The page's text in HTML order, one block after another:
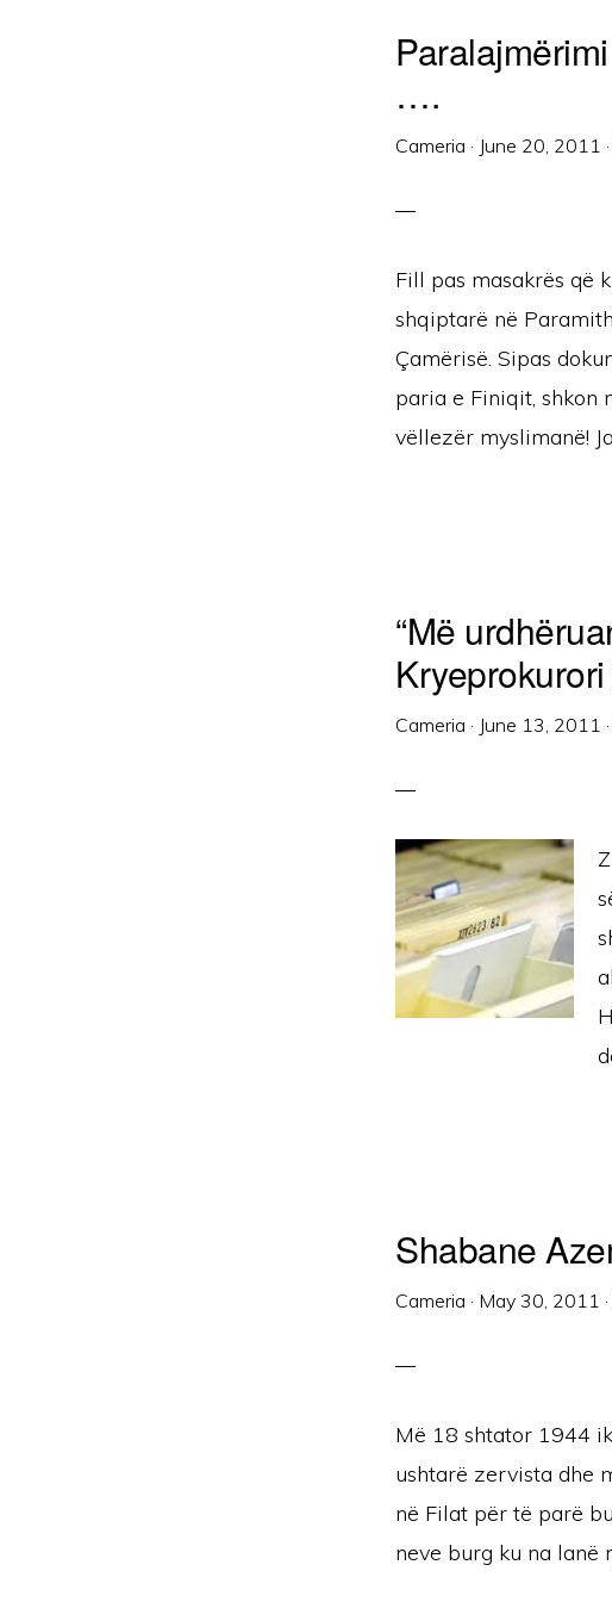
….
Cameria · June 20, 2011 ·
Fill pas masakrës që
shqiptarë në
Çamërisë. Sipas
paria e Finiqit, shkon
vëllezër myslimanë!
“Më
Cameria · June 13, 2011 ·
Shabane
Cameria · May 30, 2011 ·
Më 18 shtator 1944
ushtarë zervista dhe
në Filat për të parë
neve burg ku na lanë